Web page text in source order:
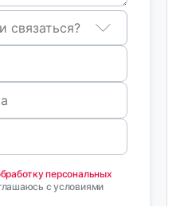
связаться?
персональных
с условиями